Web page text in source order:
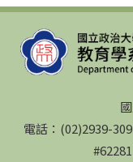
電話：(02)2939-